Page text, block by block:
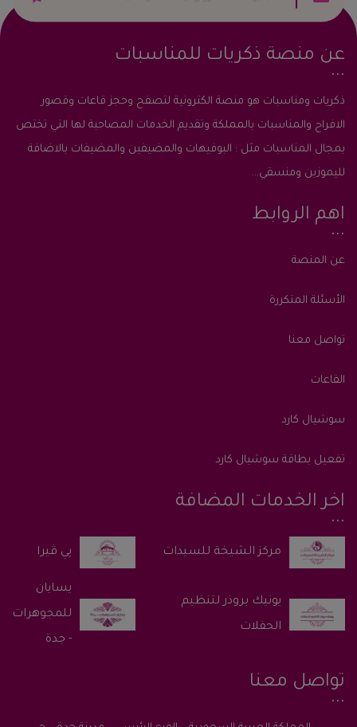
عن منصة ذكريات للمناسبات
ذكريات ومناسبات هو منصة الكترونية لتصفح وحجز قاعات وقصور
الافراح والمناسبات بالمملكة وتقديم الخدمات المصاحبة لها التي تختص
بمجال المناسبات مثل : البوفيهات والمضيفين والمضيفات بالاضافة
لليموزين ومنسقي...
اهم الروابط
عن المنصة
الأسئلة المتكررة
تواصل معنا
القاعات
سوشيال كارد
تفعيل بطاقة سوشيال كارد
اخر الخدمات المضافة
پي ڤيرا
يونيك بروذر لتنظيم
الحفلات
يسايان
للمجوهرات
- جدة
تواصل معنا